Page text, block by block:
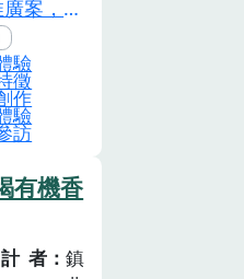
並介紹
展與原
班的意
的魚種
應台灣
慎地選
影響漁
產及消費
案，非
雄市農
我們這
學 習
校課程
行 ~ 奇
，結合
的計
子們在
植地 瓜
驗
徵
作
驗
訪
有機香
者
鎮